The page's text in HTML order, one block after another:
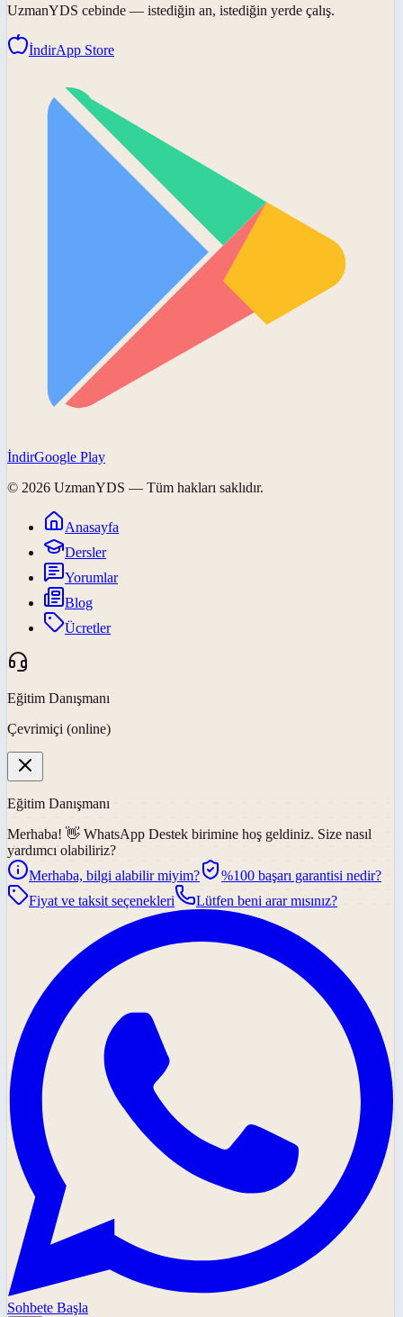
UzmanYDS cebinde — istediğin an, istediğin yerde çalış.
İndirApp Store
İndirGoogle Play
© 2026 UzmanYDS — Tüm hakları saklıdır.
Anasayfa
Dersler
Yorumlar
Blog
Ücretler
Eğitim Danışmanı
Çevrimiçi (online)
Eğitim Danışmanı
Merhaba! 👋 WhatsApp Destek birimine hoş geldiniz. Size nasıl
yardımcı olabiliriz?
Merhaba, bilgi alabilir miyim?
%100 başarı garantisi nedir?
Fiyat ve taksit seçenekleri
Lütfen beni arar mısınız?
Sohbete Başla